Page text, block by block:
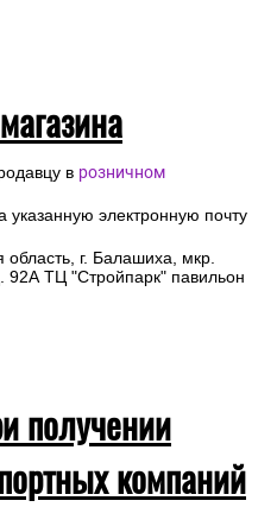
в розничном
указанную электронную почту
область, г. Балашиха, мкр.
92А ТЦ "Стройпарк" павильон
получении
компаний